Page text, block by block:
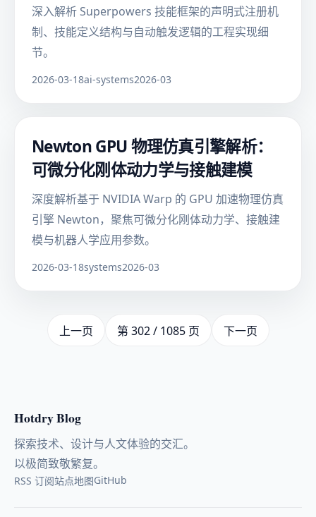
深入解析 Superpowers 技能框架的声明式注册机
制、技能定义结构与自动触发逻辑的工程实现细
节。
2026-03-18ai-systems2026-03
Newton GPU 物理仿真引擎解析：
可微分化刚体动力学与接触建模
深度解析基于 NVIDIA Warp 的 GPU 加速物理仿真
引擎 Newton，聚焦可微分化刚体动力学、接触建
模与机器人学应用参数。
2026-03-18systems2026-03
上一页 第 302 / 1085 页 下一页
Hotdry Blog
探索技术、设计与人文体验的交汇。
以极简致敬繁复。
RSS 订阅站点地图GitHub